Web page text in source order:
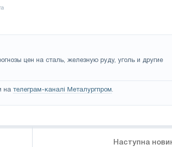
цен на сталь, железную руду, уголь и другие
на телеграм-каналі Металургпром.
Наступна